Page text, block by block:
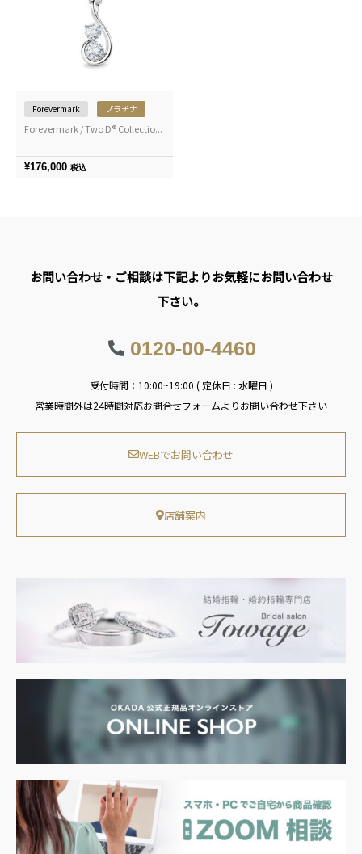
Forevermark プラチナ
Forevermark / Two D® Collectio...
¥176,000 税込
お問い合わせ・ご相談は下記よりお気軽にお問い合わせ
下さい。
0120-00-4460
受付時間：10:00~19:00 ( 定休日 : 水曜日 )
営業時間外は24時間対応お問合せフォームよりお問い合わせ下さい
WEBでお問い合わせ
店舗案内